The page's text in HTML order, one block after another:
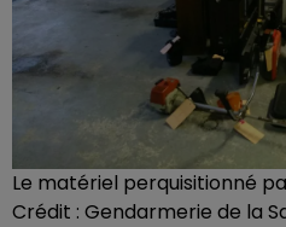
Le matériel perquisitionné
Crédit : Gendarmerie de la